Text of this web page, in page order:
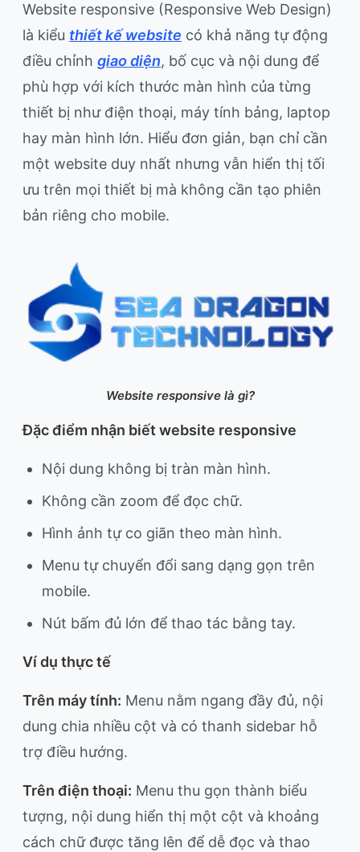
Website responsive (Responsive Web Design)
là kiểu thiết kế website có khả năng tự động
điều chỉnh giao diện, bố cục và nội dung để
phù hợp với kích thước màn hình của từng
thiết bị như điện thoại, máy tính bảng, laptop
hay màn hình lớn. Hiểu đơn giản, bạn chỉ cần
một website duy nhất nhưng vẫn hiển thị tối
ưu trên mọi thiết bị mà không cần tạo phiên
bản riêng cho mobile.
Website responsive là gì?
Đặc điểm nhận biết website responsive
Nội dung không bị tràn màn hình.
Không cần zoom để đọc chữ.
Hình ảnh tự co giãn theo màn hình.
Menu tự chuyển đổi sang dạng gọn trên
mobile.
Nút bấm đủ lớn để thao tác bằng tay.
Ví dụ thực tế
Trên máy tính: Menu nằm ngang đầy đủ, nội
dung chia nhiều cột và có thanh sidebar hỗ
trợ điều hướng.
Trên điện thoại: Menu thu gọn thành biểu
tượng, nội dung hiển thị một cột và khoảng
cách chữ được tăng lên để dễ đọc và thao